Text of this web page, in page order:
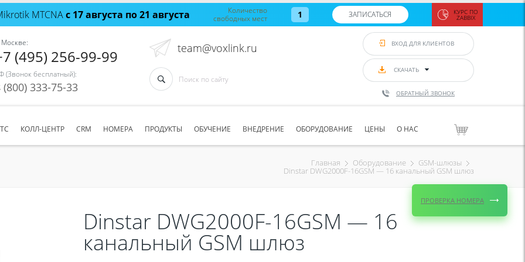
MTCNAс 17 августа по 21 августа
Количество
свободных мест
1 ЗАПИСАТЬСЯ КУРС ПО
ZABBIX
ВХОД ДЛЯ КЛИЕНТОВ
СКАЧАТЬ
ОБРАТНЫЙ ЗВОНОК
(495) 256-99-99
(Звонок бесплатный):
(800) 333-75-33
team@voxlink.ru
КОЛЛ-ЦЕНТР CRM НОМЕРА ПРОДУКТЫ ОБУЧЕНИЕ ВНЕДРЕНИЕ ОБОРУДОВАНИЕ ЦЕНЫ О НАС
Главная Оборудование GSM-шлюзы
Dinstar DWG2000F-16GSM — 16 канальный GSM шлюз
Dinstar DWG2000F-16GSM — 16
канальный GSM шлюз
ПРОВЕРКА НОМЕРА